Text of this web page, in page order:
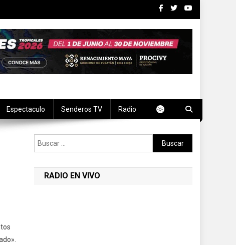
Espectaculo Senderos TV Radio
Buscar:
RADIO EN VIVO